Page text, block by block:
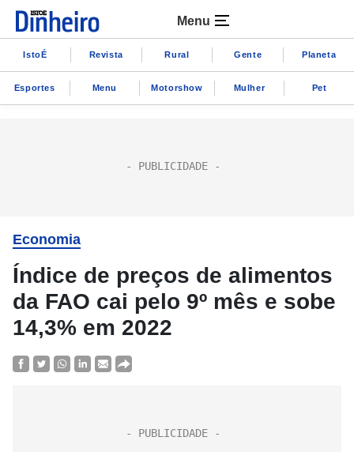
Menu
IstoÉ Revista Rural Gente Planeta
Esportes Menu Motorshow Mulher Pet
Economia
Índice de preços de alimentos
da FAO cai pelo 9º mês e sobe
14,3% em 2022